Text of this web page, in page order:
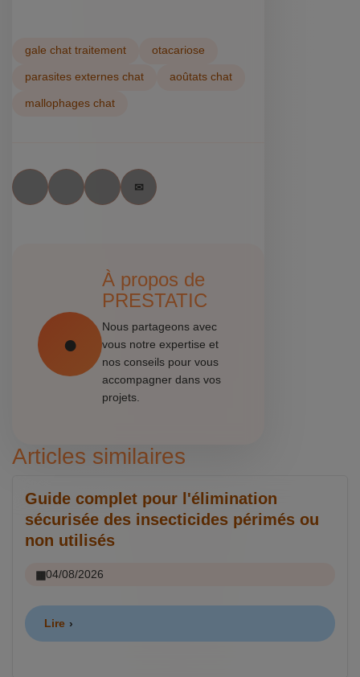
gale chat traitement otacariose
parasites externes chat aoûtats chat
mallophages chat
À propos de
PRESTATIC
Nous partageons avec
vous notre expertise et
nos conseils pour vous
accompagner dans vos
projets.
Articles similaires
Guide complet pour l'élimination
sécurisée des insecticides périmés ou
non utilisés
04/08/2026
Lire